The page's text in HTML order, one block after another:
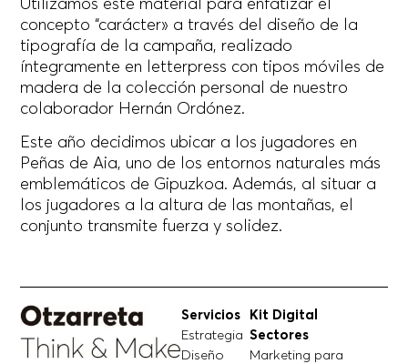
concepto “carácter» a través del diseño de la
tipografía de la campaña, realizado
íntegramente en letterpress con tipos móviles de
madera de la colección personal de nuestro
colaborador Hernán Ordónez.
Este año decidimos ubicar a los jugadores en
Peñas de Aia, uno de los entornos naturales más
emblemáticos de Gipuzkoa. Además, al situar a
los jugadores a la altura de las montañas, el
conjunto transmite fuerza y solidez.
Servicios
Estrategia
Diseño
Kit Digital
Sectores
Marketing para